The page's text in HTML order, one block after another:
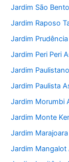
Jardim São
Jardim Raposo
Jardim
Jardim Peri Peri
Jardim
Jardim Paulista
Jardim Morumbi
Jardim Monte
Jardim
Jardim Mangalot